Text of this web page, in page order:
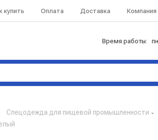
купить Оплата Доставка Компания
Время работы:
Спецодежда для пищевой промышленности